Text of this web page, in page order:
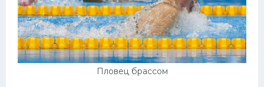
Пловец брассом